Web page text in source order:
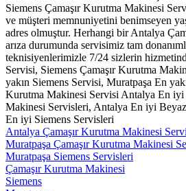
Siemens Çamaşır Kurutma Makinesi
ve müşteri memnuniyetini benimseyen
adres olmuştur. Herhangi bir Antalya
arıza durumunda servisimiz tam
teknisiyenlerimizle 7/24 sizlerin
Servisi, Siemens Çamaşır Kurutma
yakın Siemens Servisi, Muratpaşa En
Kurutma Makinesi Servisi Antalya En iyi
Makinesi Servisleri, Antalya En iyi
En iyi Siemens Servisleri
Antalya Çamaşır Kurutma Makinesi
Muratpaşa Çamaşır Kurutma Makinesi
Muratpaşa Siemens Servisleri
Çamaşır Kurutma Makinesi
Siemens